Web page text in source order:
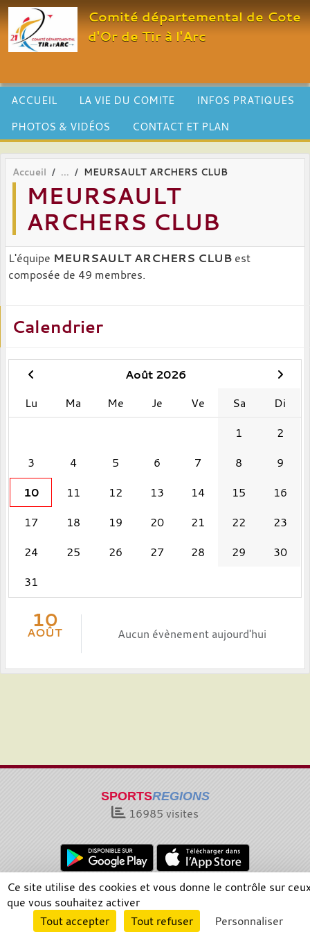
Comité départemental de Cote
d'Or de Tir à l'Arc
ACCUEIL LA VIE DU COMITE
INFOS PRATIQUES
PHOTOS & VIDÉOS
CONTACT ET PLAN
Accueil MEURSAULT ARCHERS CLUB
MEURSAULT
ARCHERS CLUB
L'équipe MEURSAULT ARCHERS CLUB est
composée de 49 membres.
Calendrier
Août 2026
Lu
Ma Me Je Ve Sa
Di
1
2
3
4 5 6 7 8
9
10
11 12 13 14 15
16
17
18 19 20 21 22
23
24
25 26 27 28 29
30
31
10
AOÛT Aucun évènement aujourd'hui
SPORTSREGIONS
16985 visites
Charte cookies
Gestion des cookies
Informations légales
Signaler un contenu inapproprié
Envie de participer ?
Connexion
Panneau de gestion des cookies
Ce site utilise des cookies et vous donne le contrôle sur
que vous souhaitez activer
Tout accepter
Tout refuser Personnaliser